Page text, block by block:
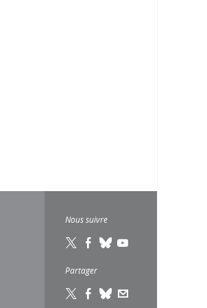
Nous suivre
Partager